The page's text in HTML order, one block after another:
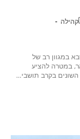
קהילה
יצוין בכפר סבא במגוון רב של
במטרה להציע
השונים בקרב תושבי…